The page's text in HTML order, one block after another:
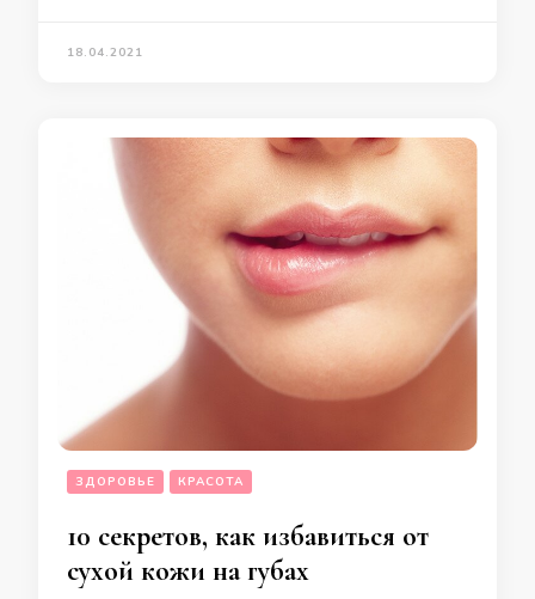
18.04.2021
ЗДОРОВЬЕ КРАСОТА
10 секретов, как избавиться от
сухой кожи на губах